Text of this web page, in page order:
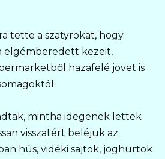
tette a szatyrokat, hogy
elgémberedett kezeit,
hazafelé jövet is
mintha idegenek lettek
visszatért beléjük az
hús, vidéki sajtok, joghurtok